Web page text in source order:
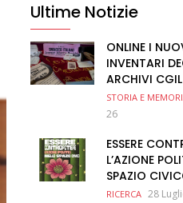
Ultime Notizie
ONLINE I
INVENTARI
ARCHIVI
STORIA E
26
ESSERE
L’AZIONE
SPAZIO
RICERCA 28